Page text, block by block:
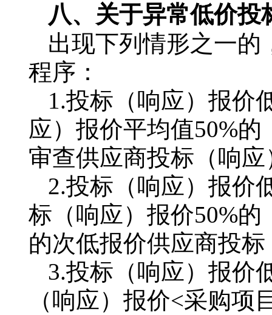
八、关于异常低价投
出现下列情形之一的
程序：
1.投标（响应）报价
应）报价平均值50%
审查供应商投标（响
2.投标（响应）报价
标（响应）报价50%
的次低报价供应商投
3.投标（响应）报价
（响应）报价<采购